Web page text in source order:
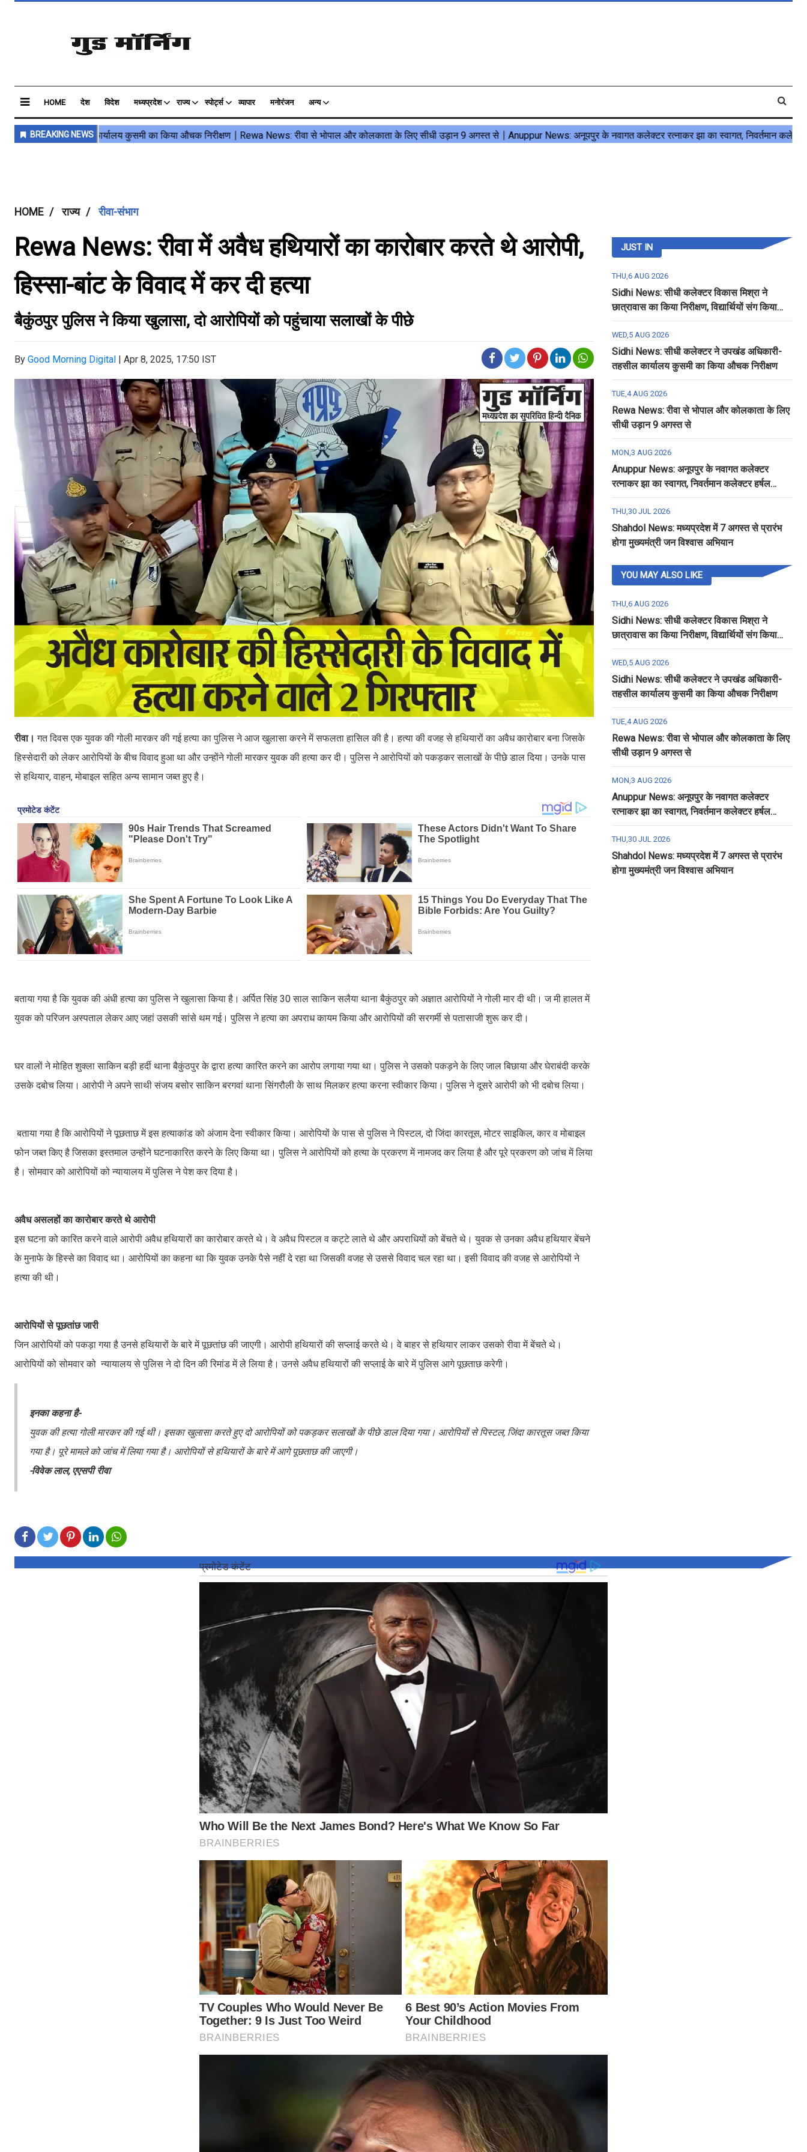
HOME देश विदेश मध्यप्रदेश राज्य स्पोर्ट्स व्यापार मनोरंजन अन्य
HOME राज्य रीवा-संभाग
Rewa News: रीवा मेें अवैध हथियारों का कारोबार करते थे आरोपी,
हिस्सा-बांट के विवाद में कर दी हत्या
बैकुंठपुर पुलिस ने किया खुलासा, दो आरोपियों को पहुंचाया सलाखों के पीछे
By Good Morning Digital | Apr 8, 2025, 17:50 IST
रीवा। गत दिवस एक युवक की गोली मारकर की गई हत्या का पुलिस ने आज खुलासा करने में सफलता हासिल की है। हत्या की वजह से हथियारों का अवैध कारोबार बना जिसके
हिस्सेदारी को लेकर आरोपियों के बीच विवाद हुआ था और उन्होंने गोली मारकर युवक की हत्या कर दी। पुलिस ने आरोपियों को पकड़कर सलाखों के पीछे डाल दिया। उनके पास
से हथियार, वाहन, मोबाइल सहित अन्य सामान जब्त हुए है।
बताया गया है कि युवक की अंधी हत्या का पुलिस ने खुलासा किया है। अर्पित सिंह 30 साल साकिन सलैया थाना बैकुंठपुर को अज्ञात आरोपियों ने गोली मार दी थी। ज मी हालत में
युवक को परिजन अस्पताल लेकर आए जहां उसकी सांसे थम गई। पुलिस ने हत्या का अपराध कायम किया और आरोपियों की सरगर्मी से पतासाजी शुरू कर दी।
घर वालों ने मोहित शुक्ला साकिन बड़ी हर्दी थाना बैकुंठपुर के द्वारा हत्या कारित करने का आरोप लगाया गया था। पुलिस ने उसको पकड़ने के लिए जाल बिछाया और घेराबंदी करके
उसके दबोच लिया। आरोपी ने अपने साथी संजय बसोर साकिन बरगवां थाना सिंगरौली के साथ मिलकर हत्या करना स्वीकार किया। पुलिस ने दूसरे आरोपी को भी दबोच लिया।
बताया गया है कि आरोपियों ने पूछताछ में इस हत्याकांड को अंजाम देना स्वीकार किया। आरोपियों के पास से पुलिस ने पिस्टल, दो जिंदा कारतूस, मोटर साइकिल, कार व मोबाइल
फोन जब्त किए है जिसका इस्तमाल उन्होंने घटनाकारित करने के लिए किया था। पुलिस ने आरोपियों को हत्या के प्रकरण में नामजद कर लिया है और पूरे प्रकरण को जांच में लिया
है। सोमवार को आरोपियों को न्यायालय में पुलिस ने पेश कर दिया है।
अवैध असलहों का कारोबार करते थे आरोपी
इस घटना को कारित करने वाले आरोपी अवैध हथियारों का कारोबार करते थे। वे अवैध पिस्टल व कट्टे लाते थे और अपराधियों को बेंचते थे। युवक से उनका अवैध हथियार बेंचने
के मुनाफे के हिस्से का विवाद था। आरोपियों का कहना था कि युवक उनके पैसे नहीं दे रहा था जिसकी वजह से उससे विवाद चल रहा था। इसी विवाद की वजह से आरोपियों ने
हत्या की थी।
आरोपियों से पूछतांछ जारी
जिन आरोपियों को पकड़ा गया है उनसे हथियारों के बारे में पूछतांछ की जाएगी। आरोपी हथियारों की सप्लाई करते थे। वे बाहर से हथियार लाकर उसको रीवा में बेंचते थे।
आरोपियों को सोमवार को न्यायालय से पुलिस ने दो दिन की रिमांड में ले लिया है। उनसे अवैध हथियारों की सप्लाई के बारे में पुलिस आगे पूछताछ करेगी।
इनका कहना है-
युवक की हत्या गोली मारकर की गई थी। इसका खुलासा करते हुए दो आरोपियों को पकड़कर सलाखों के पीछे डाल दिया गया। आरोपियों से पिस्टल, जिंदा कारतूस जब्त किया
गया है। पूरे मामले को जांच में लिया गया है। आरोपियों से हथियारों के बारे में आगे पूछताछ की जाएगी।
-विवेक लाल, एएसपी रीवा
JUST IN
THU,6 AUG 2026
Sidhi News: सीधी कलेक्टर विकास मिश्रा ने
छात्रावास का किया निरीक्षण, विद्यार्थियों संग किया
रात्रि भोजन
WED,5 AUG 2026
Sidhi News: सीधी कलेक्टर ने उपखंड अधिकारी-
तहसील कार्यालय कुसमी का किया औचक निरीक्षण
TUE,4 AUG 2026
Rewa News: रीवा से भोपाल और कोलकाता के लिए
सीधी उड़ान 9 अगस्त से
MON,3 AUG 2026
Anuppur News: अनूपपुर के नवागत कलेक्टर
रत्नाकर झा का स्वागत, निवर्तमान कलेक्टर हर्षल
पंचोली को दी गई विदाई
THU,30 JUL 2026
Shahdol News: मध्यप्रदेश में 7 अगस्त से प्रारंभ
होगा मुख्यमंत्री जन विश्वास अभियान
YOU MAY ALSO LIKE
THU,6 AUG 2026
Sidhi News: सीधी कलेक्टर विकास मिश्रा ने
छात्रावास का किया निरीक्षण, विद्यार्थियों संग किया
रात्रि भोजन
WED,5 AUG 2026
Sidhi News: सीधी कलेक्टर ने उपखंड अधिकारी-
तहसील कार्यालय कुसमी का किया औचक निरीक्षण
TUE,4 AUG 2026
Rewa News: रीवा से भोपाल और कोलकाता के लिए
सीधी उड़ान 9 अगस्त से
MON,3 AUG 2026
Anuppur News: अनूपपुर के नवागत कलेक्टर
रत्नाकर झा का स्वागत, निवर्तमान कलेक्टर हर्षल
पंचोली को दी गई विदाई
THU,30 JUL 2026
Shahdol News: मध्यप्रदेश में 7 अगस्त से प्रारंभ
होगा मुख्यमंत्री जन विश्वास अभियान